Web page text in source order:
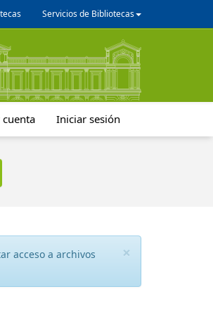
Servicios de Bibliotecas
cuenta Iniciar sesión
×
acceso a archivos